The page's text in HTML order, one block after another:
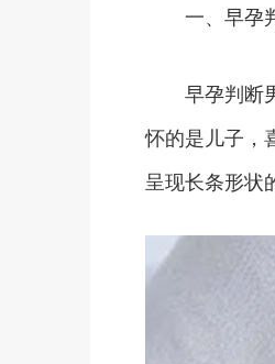
一、早孕判
早孕判断男
怀的是儿子，
呈现长条形状